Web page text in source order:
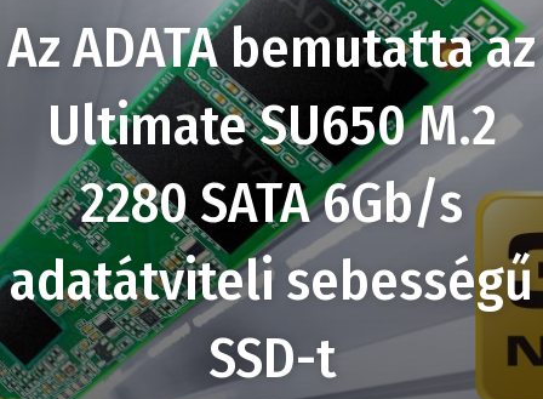
Az ADATA bemutatta az
Ultimate SU650 M.2
2280 SATA 6Gb/s
adatátviteli sebességű
SSD-t